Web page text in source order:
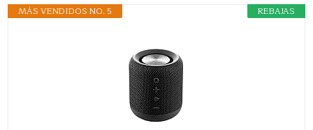
REBAJAS
MÁS VENDIDOS NO. 5